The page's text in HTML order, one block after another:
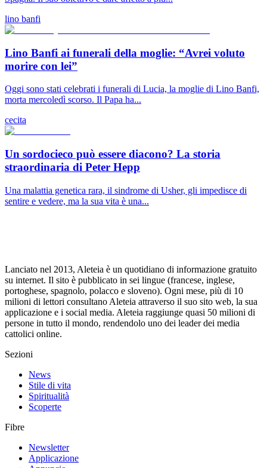
lino banfi
Lino Banfi ai funerali della moglie: “Avrei voluto
morire con lei”
Oggi sono stati celebrati i funerali di Lucia, la moglie di Lino Banfi,
morta mercoledì scorso. Il Papa ha...
cecita
Un sordocieco può essere diacono? La storia
straordinaria di Peter Hepp
Una malattia genetica rara, il sindrome di Usher, gli impedisce di
sentire e vedere, ma la sua vita è una...
Lanciato nel 2013, Aleteia è un quotidiano di informazione gratuito
su internet. Il sito è pubblicato in sei lingue (francese, inglese,
portoghese, spagnolo, polacco e sloveno). Ogni mese, più di 10
milioni di lettori consultano Aleteia attraverso il suo sito web, la sua
applicazione e i social media. Aleteia raggiunge quasi 50 milioni di
persone in tutto il mondo, rendendolo uno dei leader dei media
cattolici online.
Sezioni
News
Stile di vita
Spiritualità
Scoperte
Fibre
Newsletter
Applicazione